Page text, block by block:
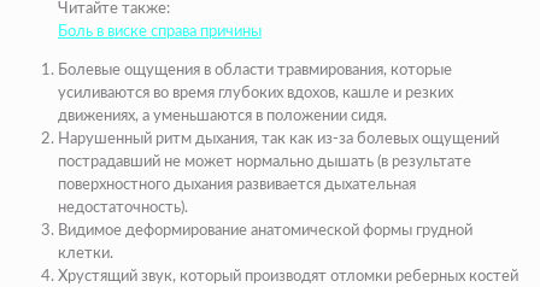
Читайте также:
Боль в виске справа причины
Болевые ощущения в области травмирования, которые
усиливаются во время глубоких вдохов, кашле и резких
движениях, а уменьшаются в положении сидя.
Нарушенный ритм дыхания, так как из-за болевых ощущений
пострадавший не может нормально дышать (в результате
поверхностного дыхания развивается дыхательная
недостаточность).
Видимое деформирование анатомической формы грудной
клетки.
Хрустящий звук, который производят отломки реберных костей